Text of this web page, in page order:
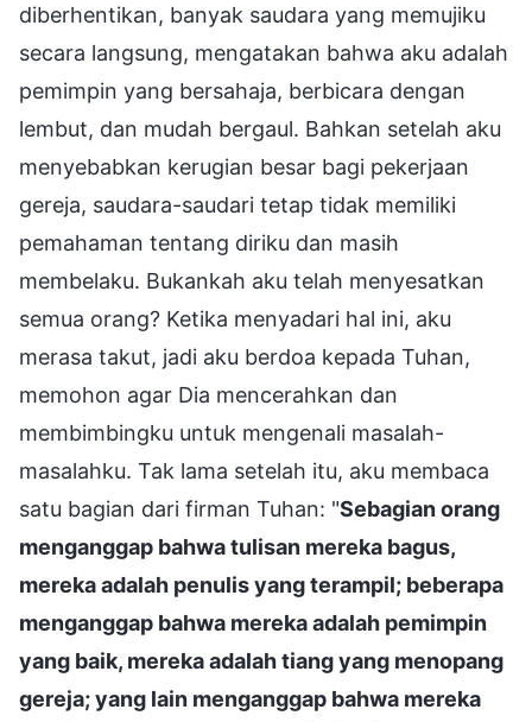
diberhentikan, banyak saudara yang memujiku
secara langsung, mengatakan bahwa aku adalah
pemimpin yang bersahaja, berbicara dengan
lembut, dan mudah bergaul. Bahkan setelah aku
menyebabkan kerugian besar bagi pekerjaan
gereja, saudara-saudari tetap tidak memiliki
pemahaman tentang diriku dan masih
membelaku. Bukankah aku telah menyesatkan
semua orang? Ketika menyadari hal ini, aku
merasa takut, jadi aku berdoa kepada Tuhan,
memohon agar Dia mencerahkan dan
membimbingku untuk mengenali masalah-
masalahku. Tak lama setelah itu, aku membaca
satu bagian dari firman Tuhan: "Sebagian orang
menganggap bahwa tulisan mereka bagus,
mereka adalah penulis yang terampil; beberapa
menganggap bahwa mereka adalah pemimpin
yang baik, mereka adalah tiang yang menopang
gereja; yang lain menganggap bahwa mereka